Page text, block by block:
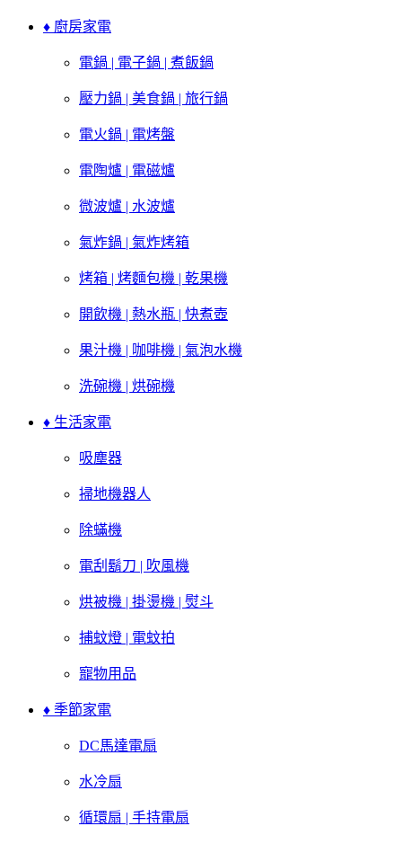
♦ 廚房家電
電鍋 | 電子鍋 | 煮飯鍋
壓力鍋 | 美食鍋 | 旅行鍋
電火鍋 | 電烤盤
電陶爐 | 電磁爐
微波爐 | 水波爐
氣炸鍋 | 氣炸烤箱
烤箱 | 烤麵包機 | 乾果機
開飲機 | 熱水瓶 | 快煮壺
果汁機 | 咖啡機 | 氣泡水機
洗碗機 | 烘碗機
♦ 生活家電
吸塵器
掃地機器人
除蟎機
電刮鬍刀 | 吹風機
烘被機 | 掛燙機 | 熨斗
捕蚊燈 | 電蚊拍
寵物用品
♦ 季節家電
DC馬達電扇
水冷扇
循環扇 | 手持電扇